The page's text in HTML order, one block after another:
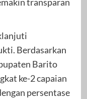
Berdasarkan
Barito
ke-2 capaian
persentase